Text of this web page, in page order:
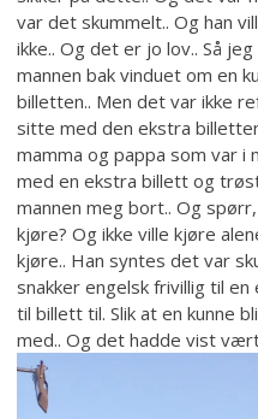
var det skummelt.. Og han
ikke.. Og det er jo lov.. Så
mannen bak vinduet om en
billetten.. Men det var ikke
sitte med den ekstra
mamma og pappa som var i
med en ekstra billett og
mannen meg bort.. Og
kjøre? Og ikke ville kjøre
kjøre.. Han syntes det var
snakker engelsk frivillig til
til billett til. Slik at en kunne
med.. Og det hadde vist